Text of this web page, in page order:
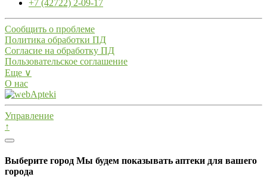
+7 (42722) 2-09-17
Сообщить о проблеме
Политика обработки ПД
Согласие на обработку ПД
Пользовательское соглашение
Еще ∨
О нас
Управление
↑
Выберите город Мы будем показывать аптеки для вашего
города